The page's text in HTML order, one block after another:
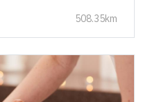
508.35km